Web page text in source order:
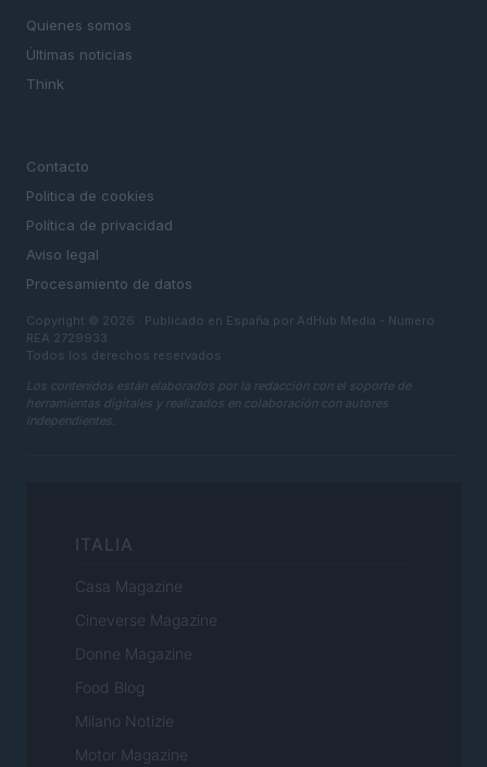
Quienes somos
Últimas noticias
Think
Contacto
Politica de cookies
Política de privacidad
Aviso legal
Procesamiento de datos
Copyright © 2026 · Publicado en España por AdHub Media - Numero
REA 2729933
Todos los derechos reservados
Los contenidos están elaborados por la redacción con el soporte de
herramientas digitales y realizados en colaboración con autores
independientes.
ITALIA
Casa Magazine
Cineverse Magazine
Donne Magazine
Food Blog
Milano Notizie
Motor Magazine